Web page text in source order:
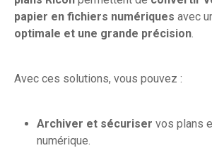
papier en fichiers numériques avec
optimale et une grande précision.
Avec ces solutions, vous pouvez :
Archiver et sécuriser vos plans
numérique.